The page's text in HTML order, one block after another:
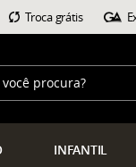
Troca grátis
INFANTIL